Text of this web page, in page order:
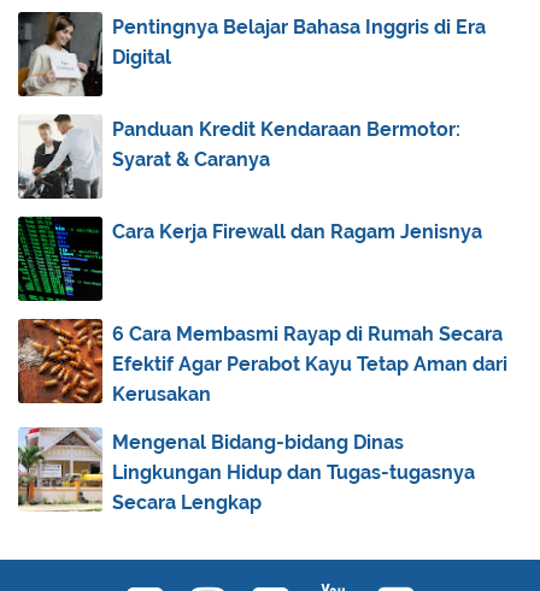
▼ 2013
► December
► November
► October(1)
► September(5)
► August
▼ July(83)
Do’a Halal Bi Halal
Berburu Lailatul Qadar, Malam 1000 Bulan
Lailatul Qadar, Tepatnya Malam 21 atau 27?
Kumpulan Hadits Lailatul Qadar
Kajian Fiqih Romadhon: Sholat Idul Fitri
Kajian Fiqih Romadhon: Zakat Fitrah
Kajian Fiqih Romadhon: Puasa
Cara Pasang Widget Hadits Online di Blog
Pentingnya Belajar Bahasa Inggris di Era
Digital
Panduan Kredit Kendaraan Bermotor:
Syarat & Caranya
Cara Kerja Firewall dan Ragam Jenisnya
6 Cara Membasmi Rayap di Rumah Secara
Efektif Agar Perabot Kayu Tetap Aman dari
Kerusakan
Mengenal Bidang-bidang Dinas
Lingkungan Hidup dan Tugas-tugasnya
Secara Lengkap